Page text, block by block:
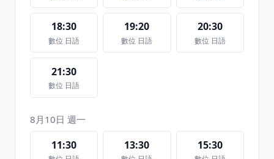
18:30
數位 日語
19:20
數位 日語
20:30
數位 日語
21:30
數位 日語
8月10日 週一
11:30 13:30 15:30